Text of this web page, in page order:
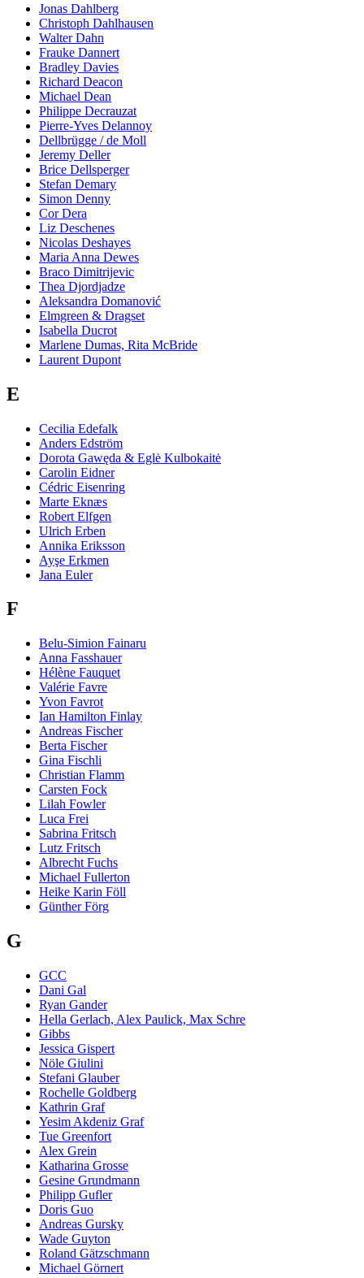
Jonas Dahlberg
Christoph Dahlhausen
Walter Dahn
Frauke Dannert
Bradley Davies
Richard Deacon
Michael Dean
Philippe Decrauzat
Pierre-Yves Delannoy
Dellbrügge / de Moll
Jeremy Deller
Brice Dellsperger
Stefan Demary
Simon Denny
Cor Dera
Liz Deschenes
Nicolas Deshayes
Maria Anna Dewes
Braco Dimitrijevic
Thea Djordjadze
Aleksandra Domanović
Elmgreen & Dragset
Isabella Ducrot
Marlene Dumas, Rita McBride
Laurent Dupont
E
Cecilia Edefalk
Anders Edström
Dorota Gawęda & Eglė Kulbokaitė
Carolin Eidner
Cédric Eisenring
Marte Eknæs
Robert Elfgen
Ulrich Erben
Annika Eriksson
Ayşe Erkmen
Jana Euler
F
Belu-Simion Fainaru
Anna Fasshauer
Hélène Fauquet
Valérie Favre
Yvon Favrot
Ian Hamilton Finlay
Andreas Fischer
Berta Fischer
Gina Fischli
Christian Flamm
Carsten Fock
Lilah Fowler
Luca Frei
Sabrina Fritsch
Lutz Fritsch
Albrecht Fuchs
Michael Fullerton
Heike Karin Föll
Günther Förg
G
GCC
Dani Gal
Ryan Gander
Hella Gerlach, Alex Paulick, Max Schre
Gibbs
Jessica Gispert
Nöle Giulini
Stefani Glauber
Rochelle Goldberg
Kathrin Graf
Yesim Akdeniz Graf
Tue Greenfort
Alex Grein
Katharina Grosse
Gesine Grundmann
Philipp Gufler
Doris Guo
Andreas Gursky
Wade Guyton
Roland Gätzschmann
Michael Görnert